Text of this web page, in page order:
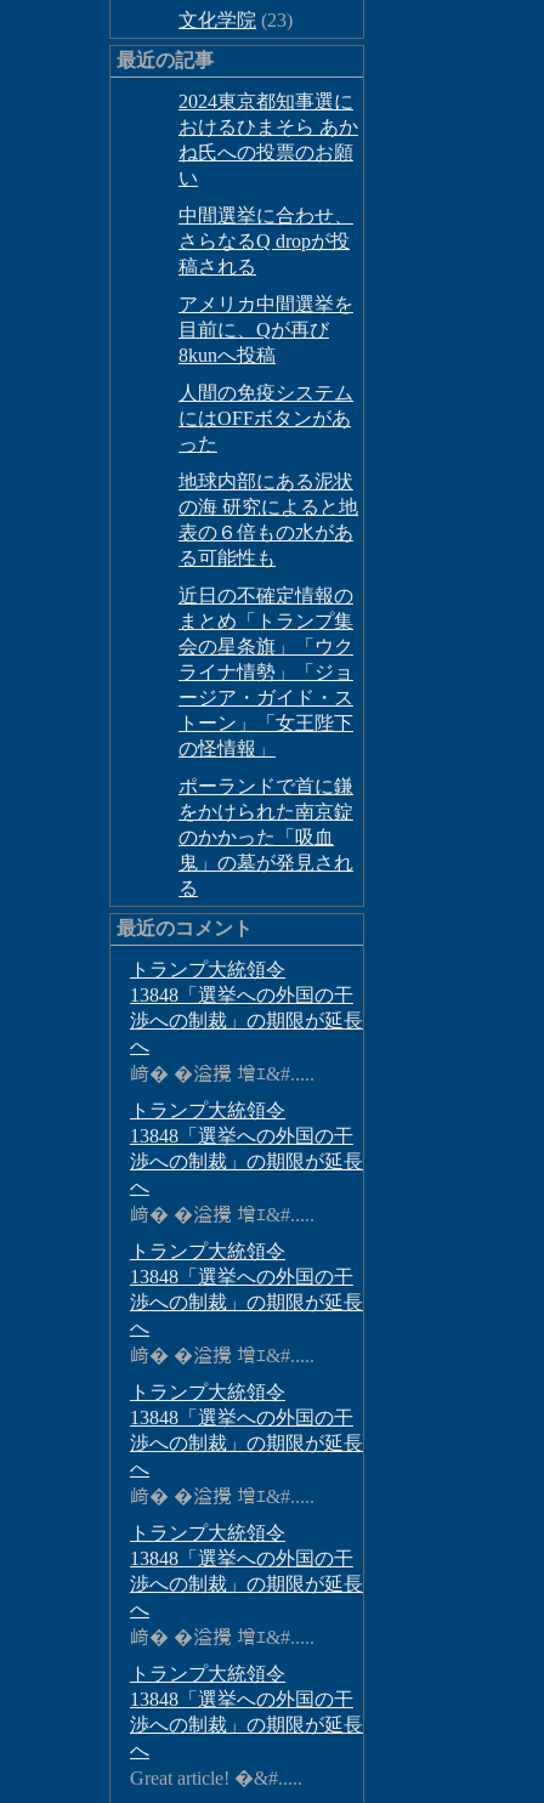
文化学院 (23)
最近の記事
2024東京都知事選に
おけるひまそら あか
ね氏への投票のお願
い
中間選挙に合わせ、
さらなるQ dropが投
稿される
アメリカ中間選挙を
目前に、Qが再び
8kunへ投稿
人間の免疫システム
にはOFFボタンがあ
った
地球内部にある泥状
の海 研究によると地
表の６倍もの水があ
る可能性も
近日の不確定情報の
まとめ「トランプ集
会の星条旗」「ウク
ライナ情勢」「ジョ
ージア・ガイド・ス
トーン」「女王陛下
の怪情報」
ポーランドで首に鎌
をかけられた南京錠
のかかった「吸血
鬼」の墓が発見され
る
最近のコメント
トランプ大統領令
13848「選挙への外国の干
渉への制裁」の期限が延長
へ
﨑� �溢攪 增ｴ&#.....
トランプ大統領令
13848「選挙への外国の干
渉への制裁」の期限が延長
へ
﨑� �溢攪 增ｴ&#.....
トランプ大統領令
13848「選挙への外国の干
渉への制裁」の期限が延長
へ
﨑� �溢攪 增ｴ&#.....
トランプ大統領令
13848「選挙への外国の干
渉への制裁」の期限が延長
へ
﨑� �溢攪 增ｴ&#.....
トランプ大統領令
13848「選挙への外国の干
渉への制裁」の期限が延長
へ
﨑� �溢攪 增ｴ&#.....
トランプ大統領令
13848「選挙への外国の干
渉への制裁」の期限が延長
へ
Great article! �&#.....